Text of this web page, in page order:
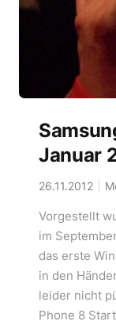
Januar
26.11.2012
Vorgestellt
im
das erste
in den
leider nicht
Phone 8